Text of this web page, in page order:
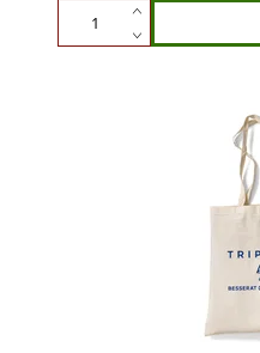
BESSERAT DE BELLEFON
Praktický doplněk na
láhve vína. Perfektní jako